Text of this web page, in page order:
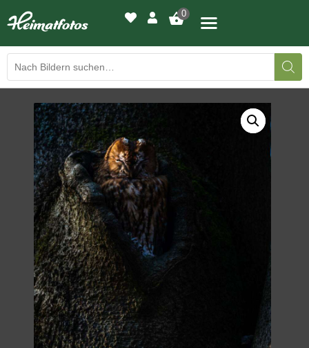
0
BILDERGALERIE
DRUCKQUALITÄTEN
LED-LEUCHTBILDER
WIR DRUCKEN IHR BILD
AUSSTELLUNGEN
HEIMATLICHTER
KONTAKT